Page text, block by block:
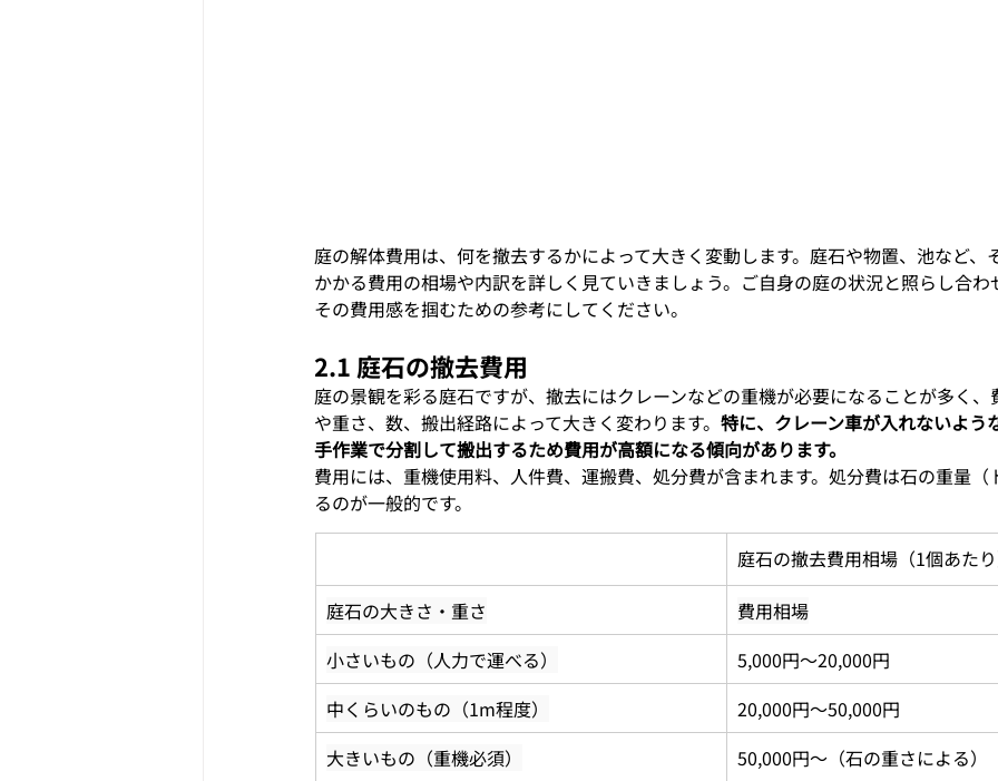
庭の解体費用は、何を撤去するかによって大きく変動します。庭石や物置、池など、
かかる費用の相場や内訳を詳しく見ていきましょう。ご自身の庭の状況と照らし合わ
その費用感を掴むための参考にしてください。
2.1 庭石の撤去費用
庭の景観を彩る庭石ですが、撤去にはクレーンなどの重機が必要になることが多く、
や重さ、数、搬出経路によって大きく変わります。 特に、クレーン車が入れないよう
手作業で分割して搬出するため費用が高額になる傾向があります。
費用には、重機使用料、人件費、運搬費、処分費が含まれます。処分費は石の重量（
るのが一般的です。
庭石の撤去費用相場（1個あたり
庭石の大きさ・重さ
費用相場
小さいもの（人力で運べる）
5,000円～20,000円
中くらいのもの（1m程度）
20,000円～50,000円
大きいもの（重機必須）
50,000円～（石の重さによる）